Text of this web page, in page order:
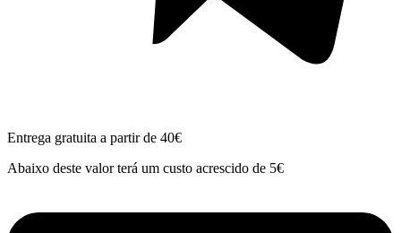
Entrega gratuita a partir de 40€
Abaixo deste valor terá um custo acrescido de 5€